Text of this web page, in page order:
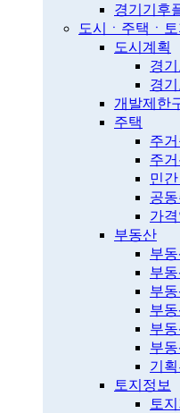
경기기후
도시ㆍ주택ㆍ토
도시계획
경
경
개발제한
주택
주
주거
민
공
가
부동산
부
부
부
부
부
부
기
토지정보
토